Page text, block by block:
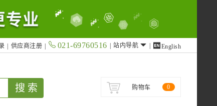
供应商注册 021-69760516 站内导航  English
搜 索 购物车 0